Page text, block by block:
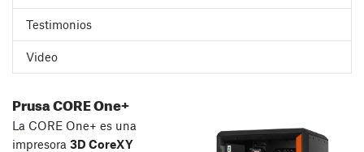
Testimonios
Video
Prusa CORE One+
La CORE One+ es una
impresora 3D CoreXY